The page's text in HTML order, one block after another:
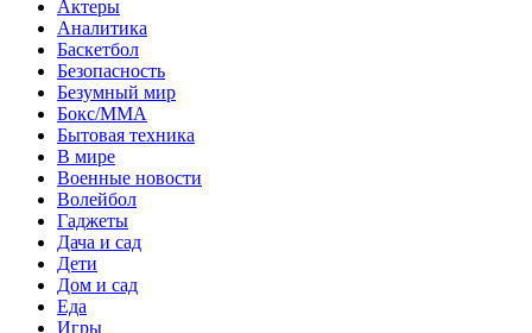
Актеры
Аналитика
Баскетбол
Безопасность
Безумный мир
Бокс/MMA
Бытовая техника
В мире
Военные новости
Волейбол
Гаджеты
Дача и сад
Дети
Дом и сад
Еда
Игры